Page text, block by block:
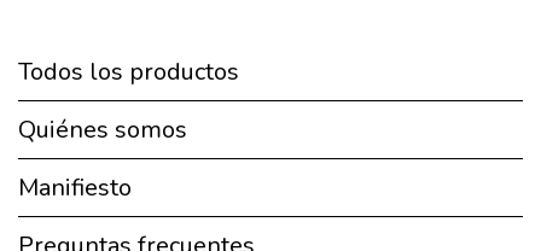
Todos los productos
Quiénes somos
Manifiesto